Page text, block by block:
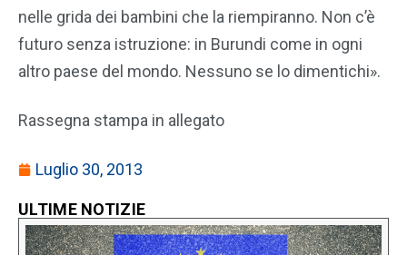
nelle grida dei bambini che la riempiranno. Non c’è
futuro senza istruzione: in Burundi come in ogni
altro paese del mondo. Nessuno se lo dimentichi».
Rassegna stampa in allegato
Luglio 30, 2013
ULTIME NOTIZIE